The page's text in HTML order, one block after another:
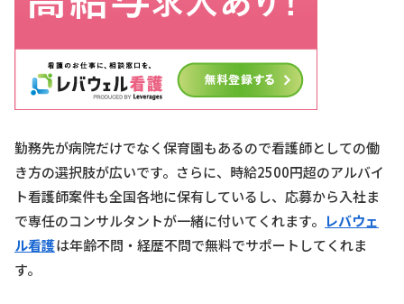
勤務先が病院だけでなく保育園もあるので看護師としての働
き方の選択肢が広いです。さらに、時給2500円超のアルバイ
ト看護師案件も全国各地に保有しているし、応募から入社ま
で専任のコンサルタントが一緒に付いてくれます。 レバウェ
ル看護は年齢不問・経歴不問で無料でサポートしてくれま
す。